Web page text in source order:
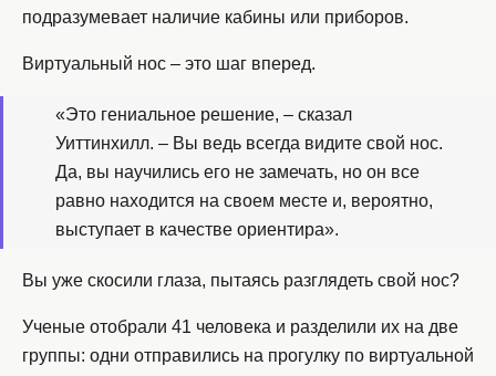
подразумевает наличие кабины или приборов.
Виртуальный нос – это шаг вперед.
«Это гениальное решение, – сказал
Уиттинхилл. – Вы ведь всегда видите свой нос.
Да, вы научились его не замечать, но он все
равно находится на своем месте и, вероятно,
выступает в качестве ориентира».
Вы уже скосили глаза, пытаясь разглядеть свой нос?
Ученые отобрали 41 человека и разделили их на две
группы: одни отправились на прогулку по виртуальной